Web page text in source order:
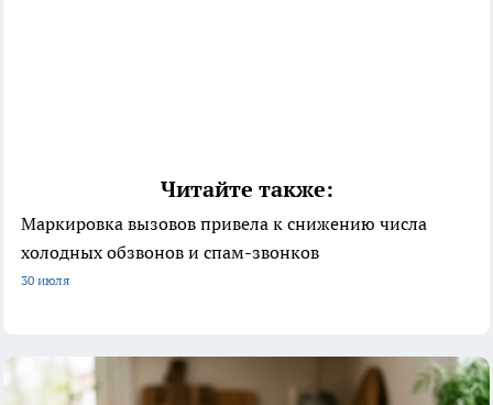
Читайте также:
Маркировка вызовов привела к снижению числа
холодных обзвонов и спам-звонков
30 июля